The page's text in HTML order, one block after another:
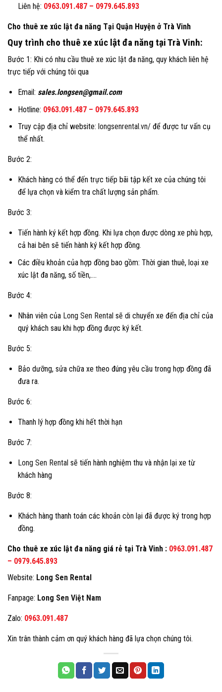
Liên hệ: 0963.091.487– 0979.645.893
Cho thuê xe xúc lật đa năng Tại Quận Huyện ở Trà Vinh
Quy trình cho thuê xe xúc lật đa năng tạiTrà Vinh:
Bước 1: Khi có nhu cầu thuê xe xúc lật đa năng, quy khách liên hệ
trực tiếp với chúng tôi qua
Email: sales.longsen@gmail.com
Hotline: 0963.091.487– 0979.645.893
Truy cập địa chỉ website: longsenrental.vn/để được tư vấn cụ
thể nhất.
Bước 2:
Khách hàng có thể đến trực tiếp bãi tập kết xe của chúng tôi
để lựa chọn và kiểm tra chất lượng sản phẩm.
Bước 3:
Tiến hành ký kết hợp đồng. Khi lựa chọn được dòng xe phù hợp,
cả hai bên sẽ tiến hành ký kết hợp đồng.
Các điều khoản của hợp đồng bao gồm: Thời gian thuê, loại xe
xúc lật đa năng, số tiền,….
Bước 4:
Nhân viên của Long Sen Rentalsẽ di chuyển xe đến địa chỉ của
quý khách sau khi hợp đồng được ký kết.
Bước 5:
Bảo dưỡng, sửa chữa xe theo đúng yêu cầu trong hợp đồng đã
đưa ra.
Bước 6:
Thanh lý hợp đồng khi hết thời hạn
Bước 7:
Long Sen Rentalsẽ tiến hành nghiệm thu và nhận lại xe từ
khách hàng
Bước 8:
Khách hàng thanh toán các khoản còn lại đã được ký trong hợp
đồng.
Cho thuê xe xúc lật đa năng giá rẻ tại Trà Vinh : 0963.091.487
– 0979.645.893
Website: Long Sen Rental
Fanpage: Long Sen Việt Nam
Zalo: 0963.091.487
Xin trân thành cảm ơn quý khách hàng đã lựa chọn chúng tôi.